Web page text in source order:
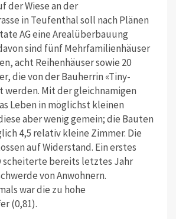
der Wiese an der
in Teufenthal soll nach Plänen
AG eine Arealüberbauung
sind fünf Mehrfamilienhäuser
acht Reihenhäuser sowie 20
die von der Bauherrin «Tiny-
werden. Mit der gleichnamigen
Leben in möglichst kleinen
aber wenig gemein; die Bauten
4,5 relativ kleine Zimmer. Die
auf Widerstand. Ein erstes
scheiterte bereits letztes Jahr
von Anwohnern.
war die zu hohe
(0,81).